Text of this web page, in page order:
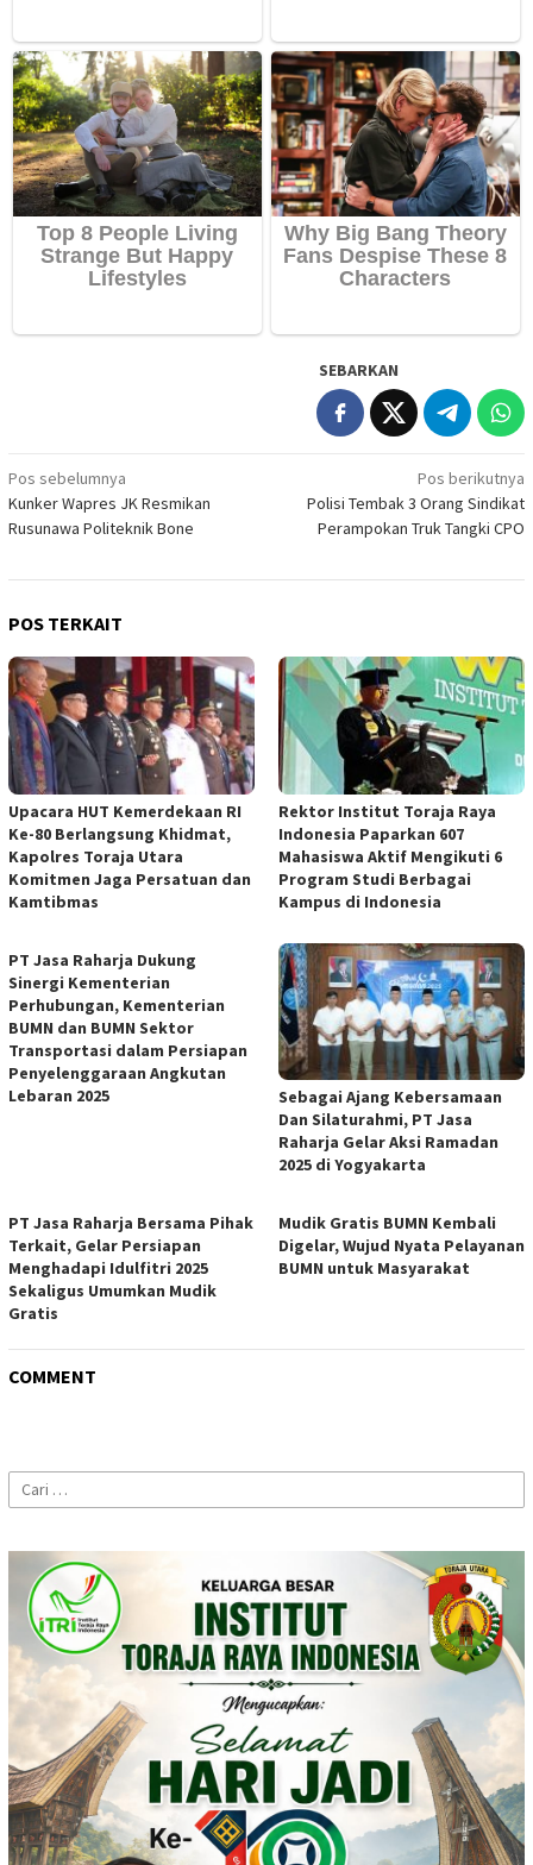
SEBARKAN
Navigasi
pos
Pos sebelumnya
Kunker Wapres JK Resmikan
Rusunawa Politeknik Bone
Pos berikutnya
Polisi Tembak 3 Orang Sindikat
Perampokan Truk Tangki CPO
POS TERKAIT
Upacara HUT Kemerdekaan RI
Ke-80 Berlangsung Khidmat,
Kapolres Toraja Utara
Komitmen Jaga Persatuan dan
Kamtibmas
Rektor Institut Toraja Raya
Indonesia Paparkan 607
Mahasiswa Aktif Mengikuti 6
Program Studi Berbagai
Kampus di Indonesia
PT Jasa Raharja Dukung
Sinergi Kementerian
Perhubungan, Kementerian
BUMN dan BUMN Sektor
Transportasi dalam Persiapan
Penyelenggaraan Angkutan
Lebaran 2025
Sebagai Ajang Kebersamaan
Dan Silaturahmi, PT Jasa
Raharja Gelar Aksi Ramadan
2025 di Yogyakarta
PT Jasa Raharja Bersama Pihak
Terkait, Gelar Persiapan
Menghadapi Idulfitri 2025
Sekaligus Umumkan Mudik
Gratis
Mudik Gratis BUMN Kembali
Digelar, Wujud Nyata Pelayanan
BUMN untuk Masyarakat
COMMENT
Cari
untuk: